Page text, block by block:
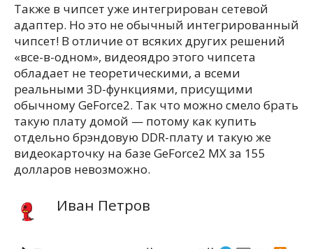
Также в чипсет уже интегрирован сетевой
адаптер. Но это не обычный интегрированный
чипсет! В отличие от всяких других решений
«все-в-одном», видеоядро этого чипсета
обладает не теоретическими, а всеми
реальными 3D-функциями, присущими
обычному GeForce2. Так что можно смело брать
такую плату домой — потому как купить
отдельно брэндовую DDR-плату и такую же
видеокарточку на базе GeForce2 MX за 155
долларов невозможно.
Иван Петров